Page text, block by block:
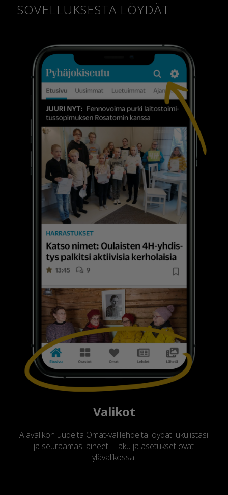
SOVELLUKSESTA LÖYDÄT
Valikot
Alavalikon uudelta Omat-välilehdeltä löydät lukulistasi
ja seuraamasi aiheet. Haku ja asetukset ovat
ylävalikossa.